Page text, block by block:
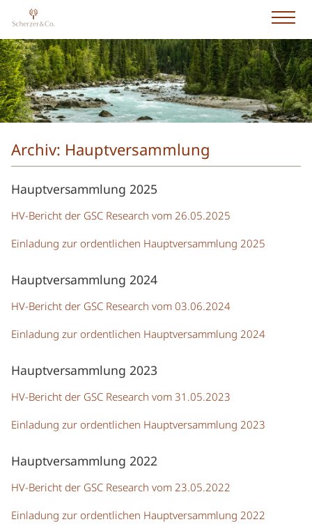
Archiv: Hauptversammlung
Hauptversammlung 2025
HV-Bericht der GSC Research vom 26.05.2025
Einladung zur ordentlichen Hauptversammlung 2025
Hauptversammlung 2024
HV-Bericht der GSC Research vom 03.06.2024
Einladung zur ordentlichen Hauptversammlung 2024
Hauptversammlung 2023
HV-Bericht der GSC Research vom 31.05.2023
Einladung zur ordentlichen Hauptversammlung 2023
Hauptversammlung 2022
HV-Bericht der GSC Research vom 23.05.2022
Einladung zur ordentlichen Hauptversammlung 2022